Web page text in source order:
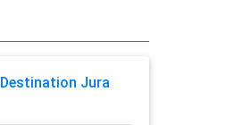
Destination Jura